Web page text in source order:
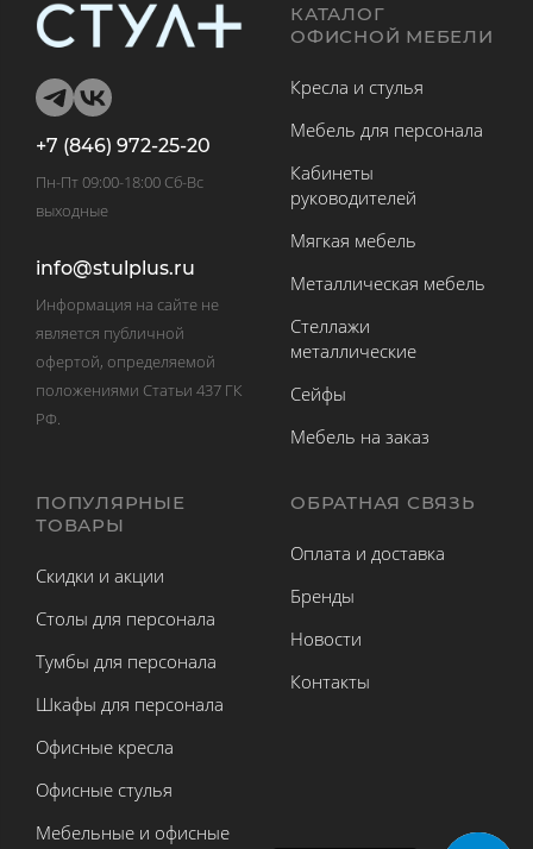
+7 (846) 972-25-20
Пн-Пт 09:00-18:00 Сб-Вс
выходные
info@stulplus.ru
Информация на сайте не
является публичной
офертой, определяемой
положениями Статьи 437 ГК
РФ.
КАТАЛОГ
ОФИСНОЙ МЕБЕЛИ
Кресла и стулья
Мебель для персонала
Кабинеты
руководителей
Мягкая мебель
Металлическая мебель
Стеллажи
металлические
Сейфы
Мебель на заказ
ПОПУЛЯРНЫЕ
ТОВАРЫ
Скидки и акции
Столы для персонала
Тумбы для персонала
Шкафы для персонала
Офисные кресла
Офисные стулья
Мебельные и офисные
ОБРАТНАЯ СВЯЗЬ
Оплата и доставка
Бренды
Новости
Контакты